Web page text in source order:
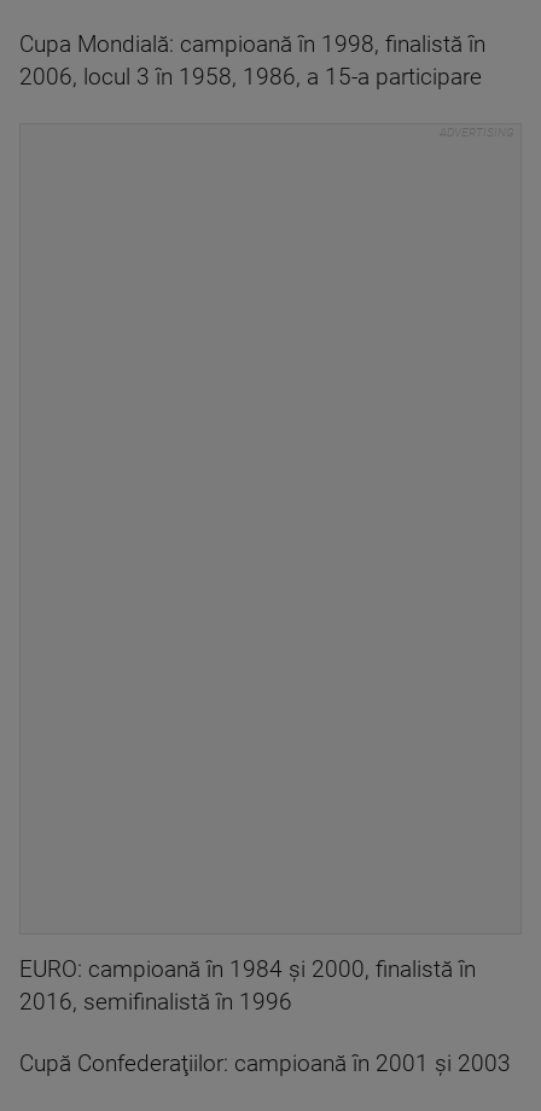
Cupa Mondială: campioană în 1998, finalistă în
2006, locul 3 în 1958, 1986, a 15-a participare
EURO: campioană în 1984 şi 2000, finalistă în
2016, semifinalistă în 1996
Cupă Confederaţiilor: campioană în 2001 şi 2003